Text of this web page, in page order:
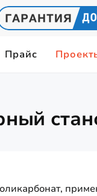
cветодиодные
до 420Вт
Прайс
СИЛЫ СВЕТА